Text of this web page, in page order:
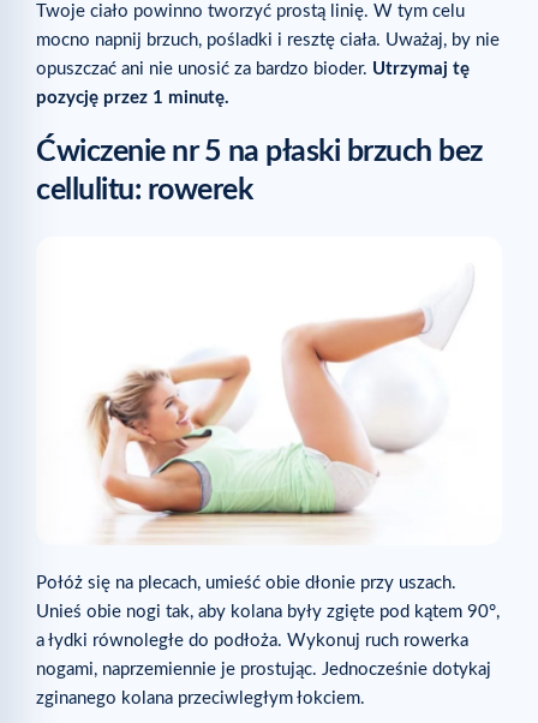
Twoje ciało powinno tworzyć prostą linię. W tym celu
mocno napnij brzuch, pośladki i resztę ciała. Uważaj, by nie
opuszczać ani nie unosić za bardzo bioder. Utrzymaj tę
pozycję przez 1 minutę.
Ćwiczenie nr 5 na płaski brzuch bez
cellulitu: rowerek
Połóż się na plecach, umieść obie dłonie przy uszach.
Unieś obie nogi tak, aby kolana były zgięte pod kątem 90°,
a łydki równoległe do podłoża. Wykonuj ruch rowerka
nogami, naprzemiennie je prostując. Jednocześnie dotykaj
zginanego kolana przeciwległym łokciem.